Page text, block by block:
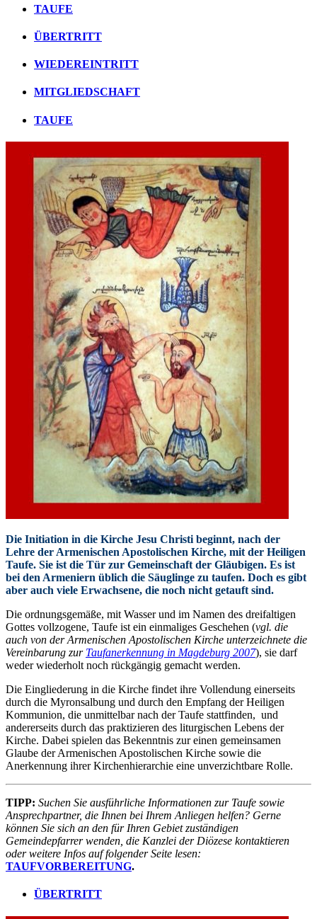
TAUFE
ÜBERTRITT
WIEDEREINTRITT
MITGLIEDSCHAFT
TAUFE
Die Initiation in die Kirche Jesu Christi beginnt, nach der
Lehre der Armenischen Apostolischen Kirche, mit der Heiligen
Taufe. Sie ist die Tür zur Gemeinschaft der Gläubigen. Es ist
bei den Armeniern üblich die Säuglinge zu taufen. Doch es gibt
aber auch viele Erwachsene, die noch nicht getauft sind.
Die ordnungsgemäße, mit Wasser und im Namen des dreifaltigen
Gottes vollzogene, Taufe ist ein einmaliges Geschehen (vgl. die
auch von der Armenischen Apostolischen Kirche unterzeichnete die
Vereinbarung zur Taufanerkennung in Magdeburg 2007), sie darf
weder wiederholt noch rückgängig gemacht werden.
Die Eingliederung in die Kirche findet ihre Vollendung einerseits
durch die Myronsalbung und durch den Empfang der Heiligen
Kommunion, die unmittelbar nach der Taufe stattfinden, und
andererseits durch das praktizieren des liturgischen Lebens der
Kirche. Dabei spielen das Bekenntnis zur einen gemeinsamen
Glaube der Armenischen Apostolischen Kirche sowie die
Anerkennung ihrer Kirchenhierarchie eine unverzichtbare Rolle.
TIPP: Suchen Sie ausführliche Informationen zur Taufe sowie
Ansprechpartner, die Ihnen bei Ihrem Anliegen helfen? Gerne
können Sie sich an den für Ihren Gebiet zuständigen
Gemeindepfarrer wenden, die Kanzlei der Diözese kontaktieren
oder weitere Infos auf folgender Seite lesen:
TAUFVORBEREITUNG.
ÜBERTRITT